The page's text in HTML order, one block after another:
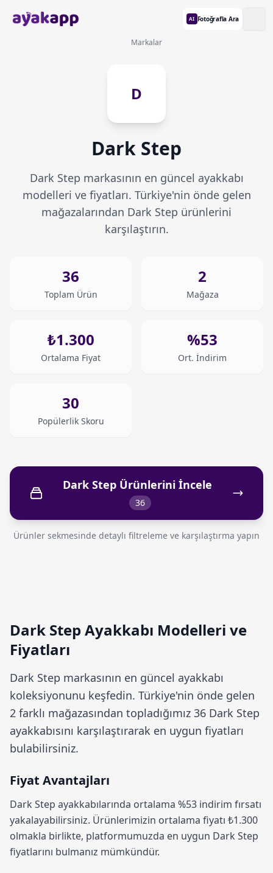
AI Fotoğrafla Ara
Markalar
D
Dark Step
Dark Step markasının en güncel ayakkabı
modelleri ve fiyatları. Türkiye'nin önde gelen
mağazalarından Dark Step ürünlerini
karşılaştırın.
36
Toplam Ürün
2
Mağaza
₺1.300
Ortalama Fiyat
%53
Ort. İndirim
30
Popülerlik Skoru
36
Ürünler sekmesinde detaylı filtreleme ve karşılaştırma yapın
Dark Step Ayakkabı Modelleri ve
Fiyatları
Dark Step markasının en güncel ayakkabı
koleksiyonunu keşfedin. Türkiye'nin önde gelen
2 farklı mağazasından topladığımız 36 Dark Step
ayakkabısını karşılaştırarak en uygun fiyatları
bulabilirsiniz.
Fiyat Avantajları
Dark Step ayakkabılarında ortalama %53 indirim fırsatı
yakalayabilirsiniz. Ürünlerimizin ortalama fiyatı ₺1.300
olmakla birlikte, platformumuzda en uygun Dark Step
fiyatlarını bulmanız mümkündür.